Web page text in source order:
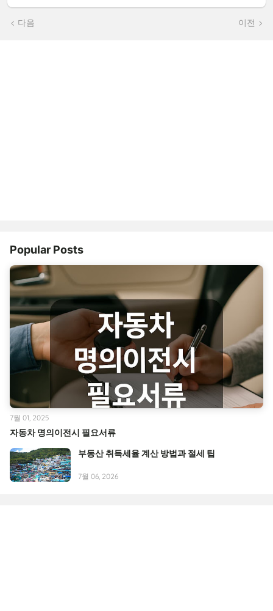
다음 이전
Popular Posts
자동차 명의이전시 필요서류
7월 01, 2025
부동산 취득세율 계산 방법과 절세 팁
7월 06, 2026